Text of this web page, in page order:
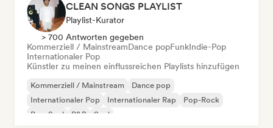
CLEAN SONGS PLAYLIST
Playlist-Kurator
> 700 Antworten gegeben
Kommerziell / MainstreamDance popFunkIndie-Pop
Internationaler Pop
Künstler zu meinen einflussreichen Playlists hinzufügen
Kommerziell / Mainstream
Dance pop
Internationaler Pop
Internationaler Rap
Pop-Rock
Pop-Soul
R&B Soul